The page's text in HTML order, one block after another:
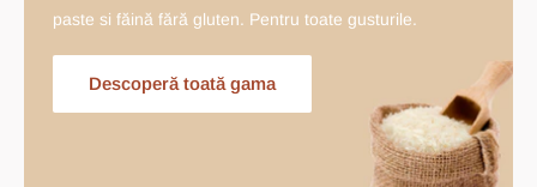
paste si făină fără gluten. Pentru toate gusturile.
Descoperă toată gama